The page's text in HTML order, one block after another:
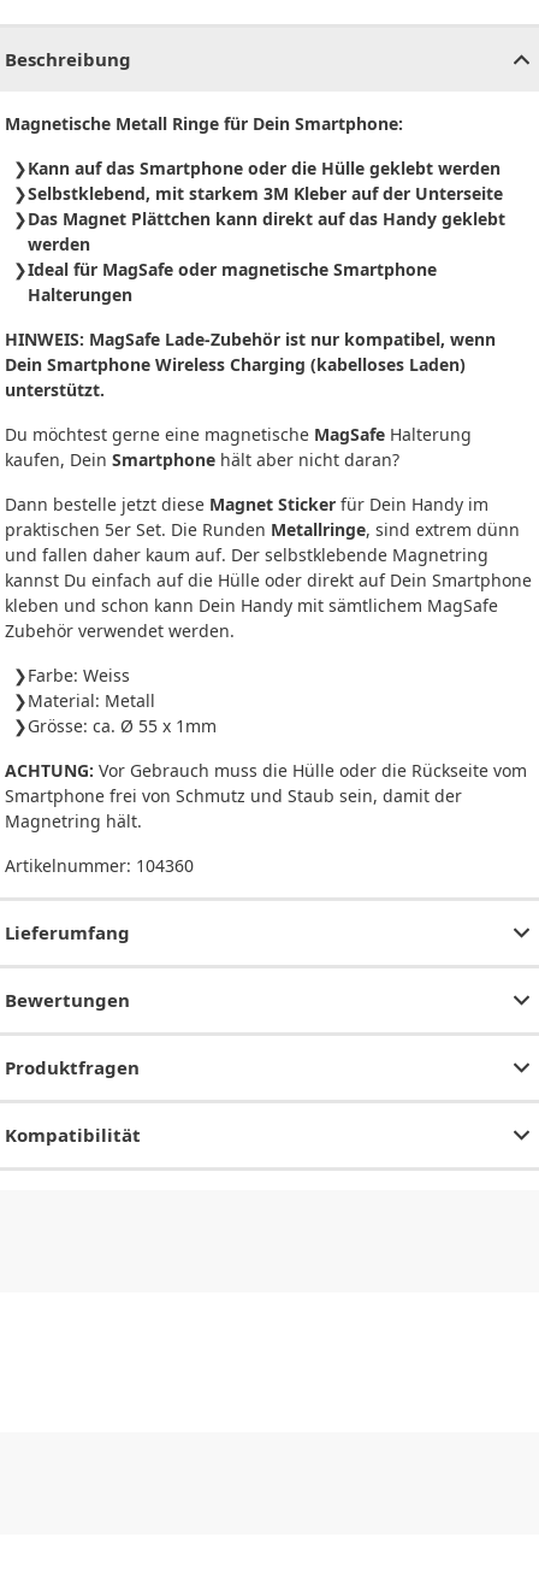
Beschreibung
Magnetische Metall Ringe für Dein Smartphone:
Kann auf das Smartphone oder die Hülle geklebt werden
Selbstklebend, mit starkem 3M Kleber auf der Unterseite
Das Magnet Plättchen kann direkt auf das Handy geklebt
werden
Ideal für MagSafe oder magnetische Smartphone
Halterungen
HINWEIS: MagSafe Lade-Zubehör ist nur kompatibel, wenn
Dein Smartphone Wireless Charging (kabelloses Laden)
unterstützt.
Du möchtest gerne eine magnetische MagSafe Halterung
kaufen, Dein Smartphone hält aber nicht daran?
Dann bestelle jetzt diese Magnet Sticker für Dein Handy im
praktischen 5er Set. Die Runden Metallringe, sind extrem dünn
und fallen daher kaum auf. Der selbstklebende Magnetring
kannst Du einfach auf die Hülle oder direkt auf Dein Smartphone
kleben und schon kann Dein Handy mit sämtlichem MagSafe
Zubehör verwendet werden.
Farbe: Weiss
Material: Metall
Grösse: ca. Ø 55 x 1mm
ACHTUNG: Vor Gebrauch muss die Hülle oder die Rückseite vom
Smartphone frei von Schmutz und Staub sein, damit der
Magnetring hält.
Artikelnummer: 104360
Lieferumfang
Bewertungen
Produktfragen
Kompatibilität